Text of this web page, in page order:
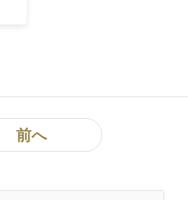
前へ